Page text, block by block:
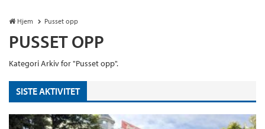
Hjem Pusset opp
PUSSET OPP
Kategori Arkiv for "Pusset opp".
SISTE AKTIVITET